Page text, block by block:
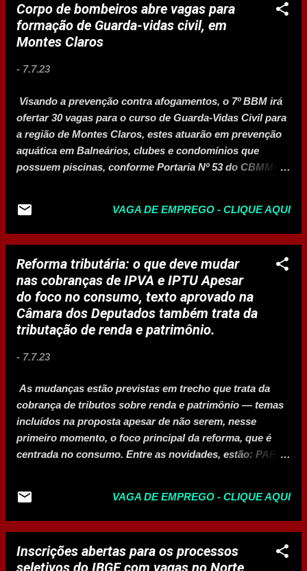
abaixo: → CLIQUE AQUI
Corpo de bombeiros abre vagas para
formação de Guarda-vidas civil, em
Montes Claros
- 7.7.23
Visando a prevenção contra afogamentos, o 7º BBM irá
ofertar 30 vagas para o curso de Guarda-Vidas Civil para
a região de Montes Claros, estes atuarão em prevenção
aquática em Balneários, clubes e condomínios que
possuem piscinas, conforme Portaria Nº 53 do CBMMG.
das inscrições, saber nadar, ter boa saúde física e
mental e não possuir antecedentes criminais. COMO SE
feitas diretamente na sede administrativa do 7º Batalhão
de Bombeiros Militar (7º BBM), localizada na Rua Viúva
Francisco Ribeiro, 200, centro, no período de 10 a 20 de
julho de 2023. Horários: Segunda e Sexta: Das 08h30 às
12h e Das 13h30 às 17h30 Terça e Quinta: Das 14h às
capacidade natatória de 50 metros em piscina e entrega
de julho em local a...
VAGA DE EMPREGO - CLIQUE AQUI
Reforma tributária: o que deve mudar
nas cobranças de IPVA e IPTU Apesar
do foco no consumo, texto aprovado na
Câmara dos Deputados também trata da
tributação de renda e patrimônio.
- 7.7.23
As mudanças estão previstas em trecho que trata da
cobrança de tributos sobre renda e patrimônio — temas
incluídos na proposta apesar de não serem, nesse
primeiro momento, o foco principal da reforma, que é
centrada no consumo. Entre as novidades, estão: PARA
progressivo de acordo com o impacto ambiental do
veículo. PARA O IPTU a atualização da base de cálculo
abaixo). O que diz o texto sobre o IPVA — e como pode
VAGA DE EMPREGO - CLIQUE AQUI
Inscrições abertas para os processos
seletivos do IBGE com vagas no Norte